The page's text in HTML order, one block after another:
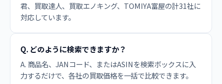
君、買取達人、買取エノキング、TOMIYA富屋の計31社に
対応しています。
Q. どのように検索できますか？
A. 商品名、JANコード、またはASINを検索ボックスに入
力するだけで、各社の買取価格を一括で比較できます。